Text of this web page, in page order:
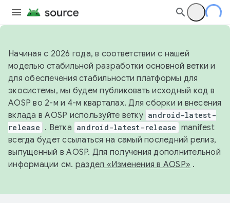
Начиная с 2026 года, в соответствии с нашей
моделью стабильной разработки основной ветки и
для обеспечения стабильности платформы для
экосистемы, мы будем публиковать исходный код в
AOSP во 2-м и 4-м кварталах. Для сборки и внесения
вклада в AOSP используйте ветку android-latest-
release . Ветка android-latest-release manifest
всегда будет ссылаться на самый последний релиз,
выпущенный в AOSP. Для получения дополнительной
информации см. раздел «Изменения в AOSP» .